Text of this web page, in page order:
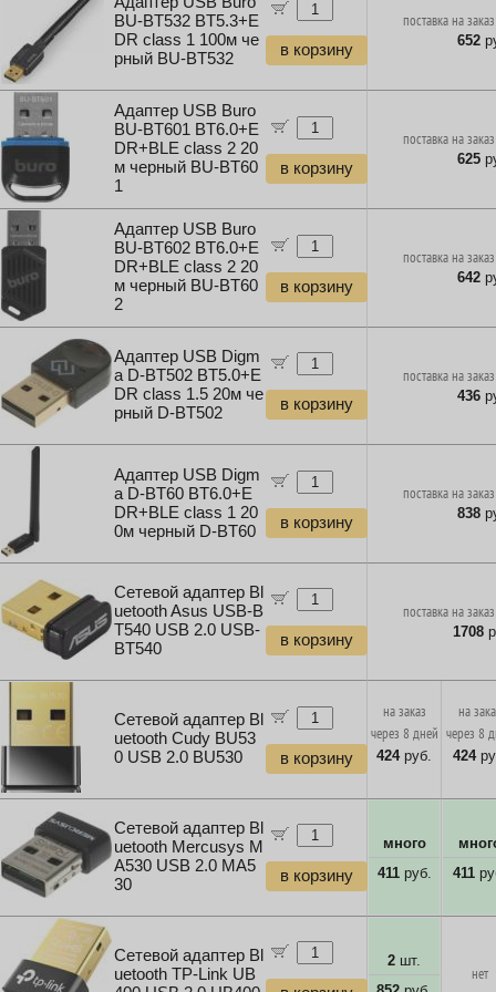
BU-BT532 BT5.3+E
DR class 1 100м че
рный BU-BT532
в корзину
поставка на
652
Адаптер USB Buro
BU-BT601 BT6.0+E
DR+BLE class 2 20
м черный BU-BT60
1
в корзину
поставка на
625
Адаптер USB Buro
BU-BT602 BT6.0+E
DR+BLE class 2 20
м черный BU-BT60
2
в корзину
поставка на
642
Адаптер USB Digm
a D-BT502 BT5.0+E
DR class 1.5 20м че
рный D-BT502
в корзину
поставка на
436
Адаптер USB Digm
a D-BT60 BT6.0+E
DR+BLE class 1 20
0м черный D-BT60
в корзину
поставка на
838
Сетевой адаптер Bl
uetooth Asus USB-B
T540 USB 2.0 USB-
BT540
в корзину
поставка на
1708
Сетевой адаптер Bl
uetooth Cudy BU53
0 USB 2.0 BU530
в корзину
на заказ
через 8 дней
424руб.
на
через 8
424
Сетевой адаптер Bl
uetooth Mercusys M
A530 USB 2.0 MA5
30
в корзину
много
411руб.
411
Сетевой адаптер Bl
uetooth TP-Link UB
2 шт.
нет